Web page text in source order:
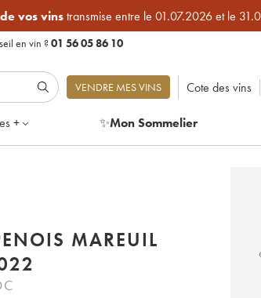
vos vinstransmise entre le 01.07.2026 et le
en vin ?01 56 05 86 10
VENDRE MES VINS Cote des vins
+ ✨Mon Sommelier
MAREUIL
2022